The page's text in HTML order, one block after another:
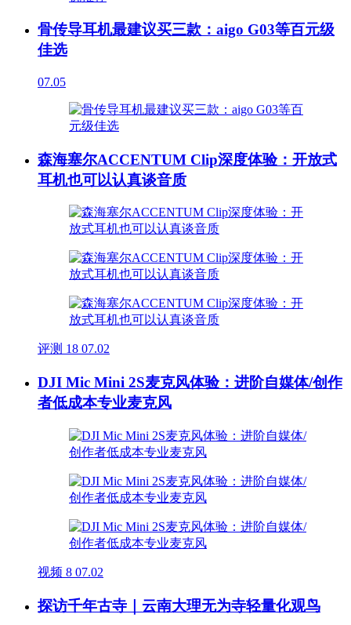
骨传导耳机最建议买三款：aigo G03等百元级
佳选
07.05
森海塞尔ACCENTUM Clip深度体验：开放式
耳机也可以认真谈音质
评测 18 07.02
DJI Mic Mini 2S麦克风体验：进阶自媒体/创作
者低成本专业麦克风
视频 8 07.02
探访千年古寺｜云南大理无为寺轻量化观鸟